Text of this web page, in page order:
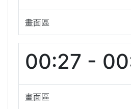
畫面區
00:27 -
畫面區